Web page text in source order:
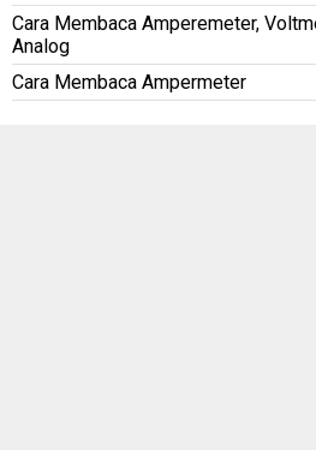
Cara Membaca Amperemeter,
Analog
Cara Membaca Ampermeter